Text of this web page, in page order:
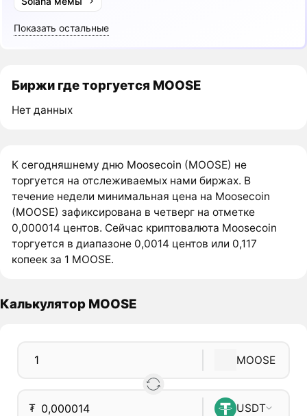
Показать остальные
Биржи где торгуется MOOSE
Нет данных
К сегодняшнему дню Moosecoin (MOOSE) не
торгуется на отслеживаемых нами биржах. В
течение недели минимальная цена на Moosecoin
(MOOSE) зафиксирована в четверг на отметке
0,000014 центов. Сейчас криптовалюта Moosecoin
торгуется в диапазоне 0,0014 центов или 0,117
копеек за 1 MOOSE.
Калькулятор MOOSE
MOOSE
₮ USDT